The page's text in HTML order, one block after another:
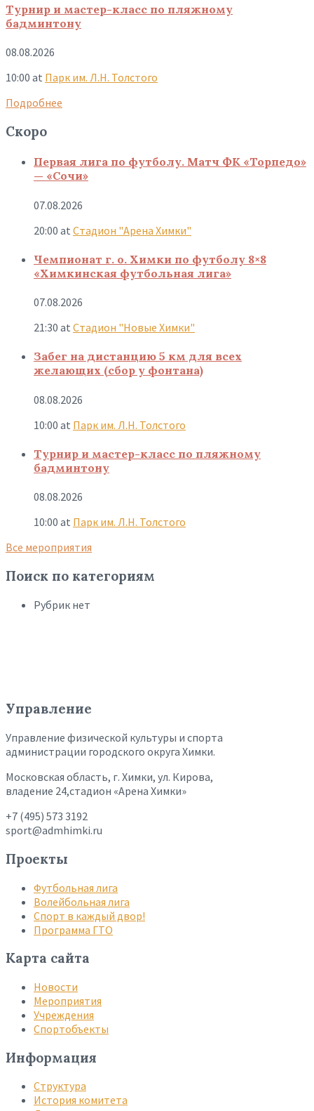
Турнир и мастер-класс по пляжному
бадминтону
08.08.2026
10:00 at Парк им. Л.Н. Толстого
Подробнее
Скоро
Первая лига по футболу. Матч ФК «Торпедо»
— «Сочи»
07.08.2026
20:00 at Стадион "Арена Химки"
Чемпионат г. о. Химки по футболу 8×8
«Химкинская футбольная лига»
07.08.2026
21:30 at Стадион "Новые Химки"
Забег на дистанцию 5 км для всех
желающих (сбор у фонтана)
08.08.2026
10:00 at Парк им. Л.Н. Толстого
Турнир и мастер-класс по пляжному
бадминтону
08.08.2026
10:00 at Парк им. Л.Н. Толстого
Все мероприятия
Поиск по категориям
Рубрик нет
Управление
Управление физической культуры и спорта
администрации городского округа Химки.
Московская область, г. Химки, ул. Кирова,
владение 24,стадион «Арена Химки»
+7 (495) 573 3192
sport@admhimki.ru
Проекты
Футбольная лига
Волейбольная лига
Спорт в каждый двор!
Программа ГТО
Карта сайта
Новости
Мероприятия
Учреждения
Спортобъекты
Информация
Структура
История комитета